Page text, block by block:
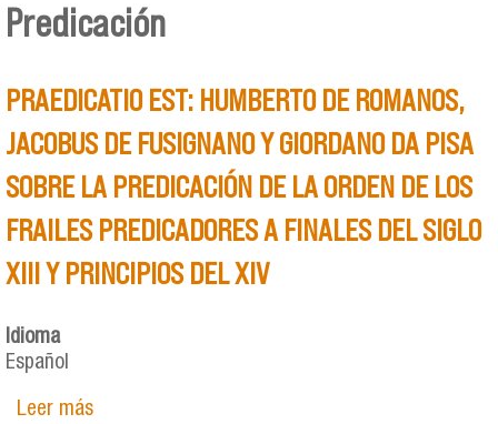
Predicación
PRAEDICATIO EST: HUMBERTO DE ROMANOS,
JACOBUS DE FUSIGNANO Y GIORDANO DA PISA
SOBRE LA PREDICACIÓN DE LA ORDEN DE LOS
FRAILES PREDICADORES A FINALES DEL SIGLO
XIII Y PRINCIPIOS DEL XIV
Idioma
Español
Leer mássobre PRAEDICATIO EST: HUMBERTO DE